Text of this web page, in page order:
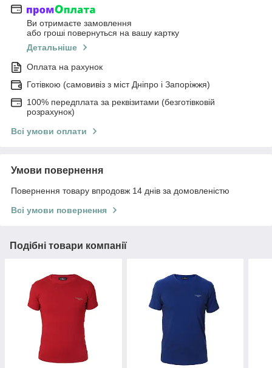
Ви отримаєте замовлення
або гроші повернуться на вашу картку
Детальніше
Оплата на рахунок
Готівкою (самовивіз з міст Дніпро і Запоріжжя)
100% передплата за реквізитами (безготівковій
розрахунок)
Всі умови оплати
Умови повернення
Повернення товару впродовж 14 днів за домовленістю
Всі умови повернення
Подібні товари компанії